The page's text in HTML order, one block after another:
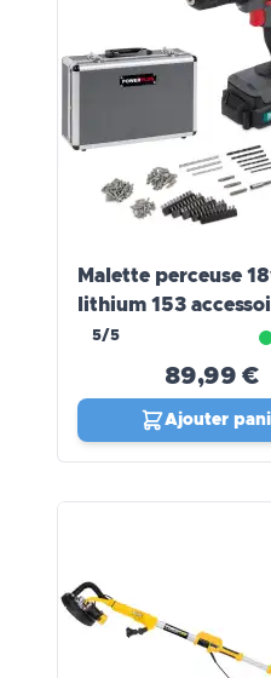
Malette perceuse
lithium 153
5/5
89,99 €
Ajouter